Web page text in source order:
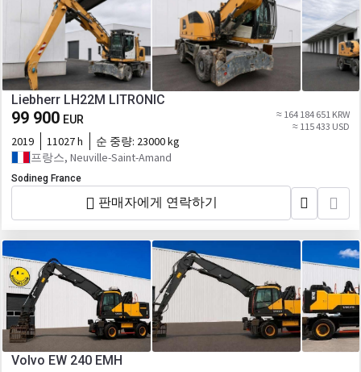
Liebherr LH22M LITRONIC
99 900 EUR
≈ 164 184 651 KRW
≈ 115 433 USD
2019 11027 h 순 중량: 23000 kg
프랑스, Neuville-Saint-Amand
Sodineg France
판매자에게 연락하기
Volvo EW 240 EMH